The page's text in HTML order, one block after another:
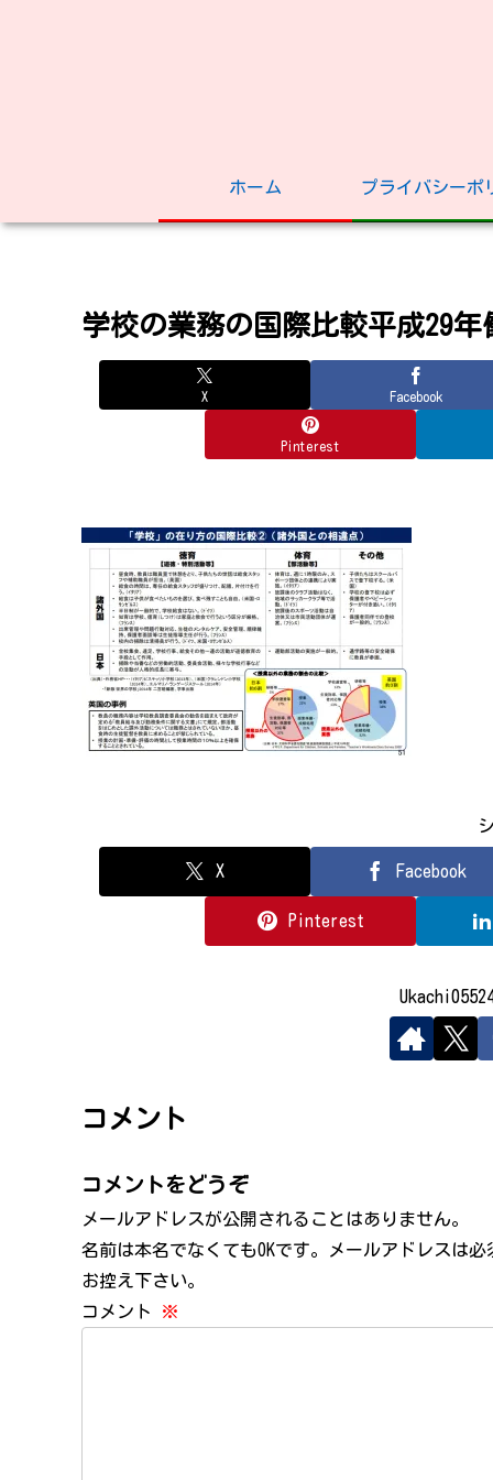
ホーム プライバシーポ
学校の業務の国際比較平成29
X Facebook
Pinterest
X Facebook
Pinterest
コメント
コメントをどうぞ
メールアドレスが公開されることはありません。
名前は本名でなくてもOKです。メールアドレスは
お控え下さい。
コメント
※